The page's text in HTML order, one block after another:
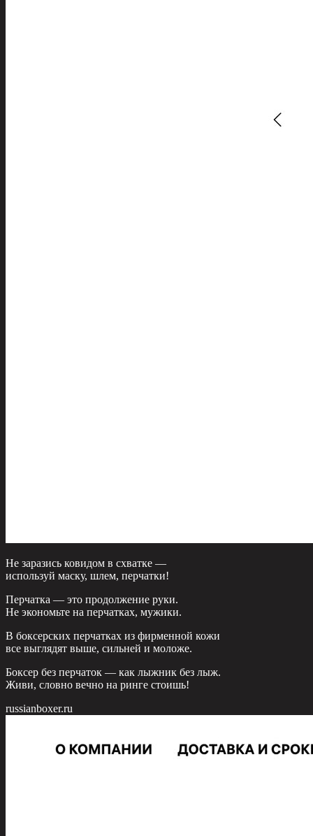
Не заразись ковидом в схватке —
используй маску, шлем, перчатки!
Перчатка — это продолжение руки.
Не экономьте на перчатках, мужики.
В боксерских перчатках из фирменной кожи
все выглядят выше, сильней и моложе.
Боксер без перчаток — как лыжник без лыж.
Живи, словно вечно на ринге стоишь!
russianboxer.ru